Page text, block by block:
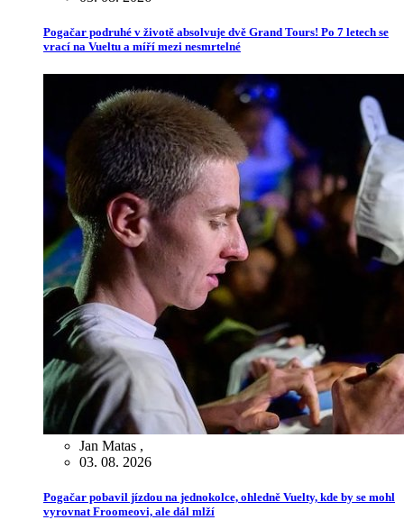
Pogačar podruhé v životě absolvuje dvě Grand Tours! Po 7 letech se
vrací na Vueltu a míří mezi nesmrtelné
Jan Matas ,
03. 08. 2026
Pogačar pobavil jízdou na jednokolce, ohledně Vuelty, kde by se mohl
vyrovnat Froomeovi, ale dál mlží